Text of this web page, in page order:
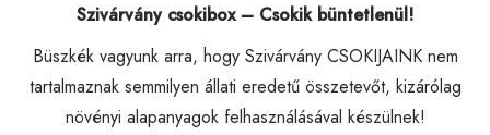
Szivárvány csokibox – Csokik büntetlenül!
Büszkék vagyunk arra, hogy Szivárvány CSOKIJAINK nem
tartalmaznak semmilyen állati eredetű összetevőt, kizárólag
növényi alapanyagok felhasználásával készülnek!